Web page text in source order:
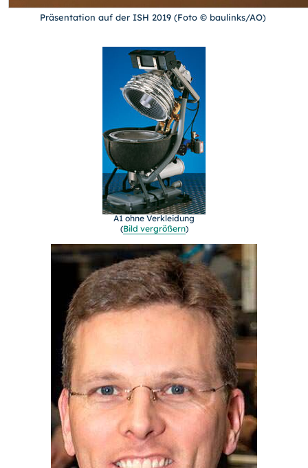
Präsentation auf der ISH 2019 (Foto © baulinks/AO)
A1 ohne Verkleidung
(Bild vergrößern)